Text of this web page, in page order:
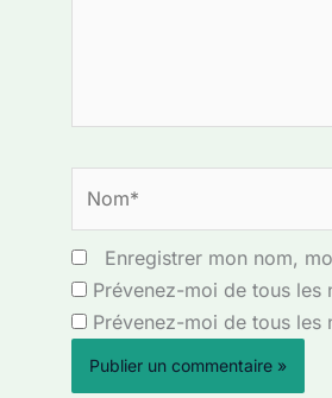
Enregistrer mon nom,
Prévenez-moi de tous les
Prévenez-moi de tous les